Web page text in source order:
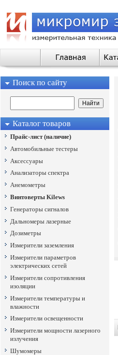
Поиск по сайту
Каталог товаров
Прайс-лист (наличие)
Автомобильные тестеры
Аксессуары
Анализаторы спектра
Анемометры
Винтоверты Kilews
Генераторы сигналов
Дальномеры лазерные
Дозиметры
Измерители заземления
Измерители параметров
электрических сетей
Измерители сопротивления
изоляции
Измерители температуры и
влажности
Измерители освещенности
Измерители мощности лазерного
излучения
Шумомеры